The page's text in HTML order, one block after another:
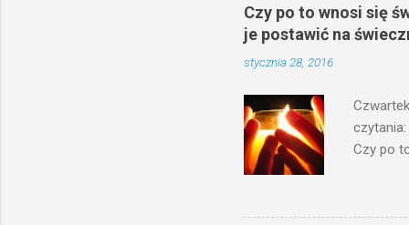
Czy po to wnosi się
je postawić na
stycznia 28, 2016
czytania:
Czy po
niechaj